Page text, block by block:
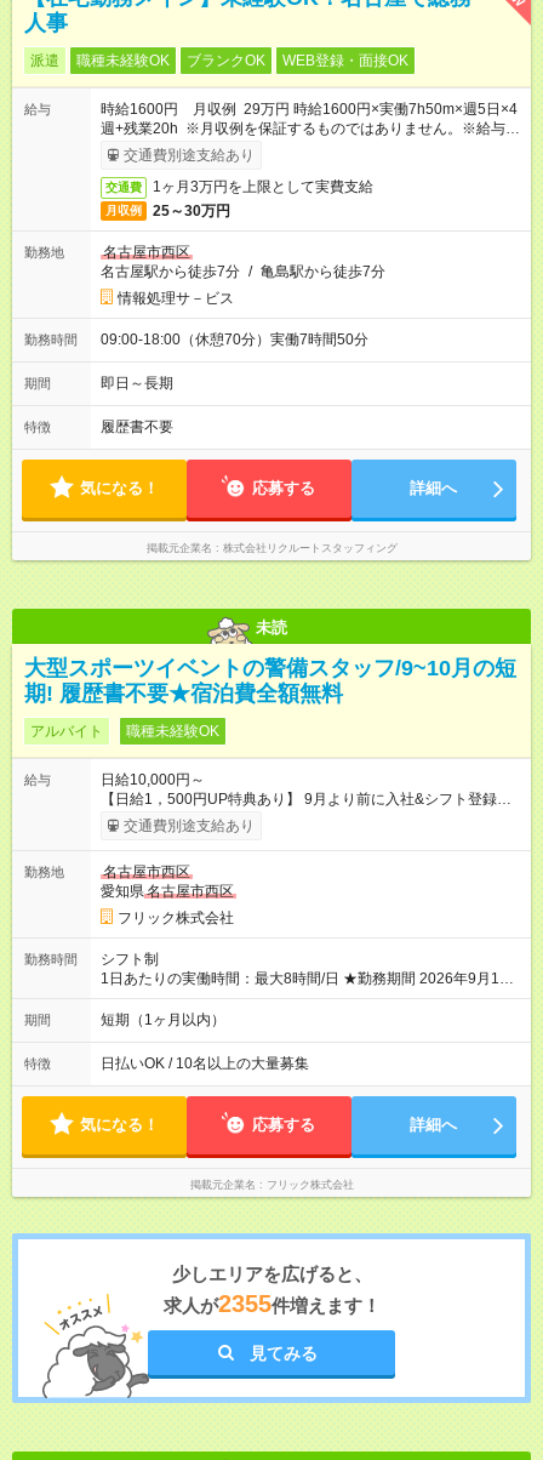
人事
派遣 職種未経験OK ブランクOK WEB登録・面接OK
給与
時給1600円 月収例 29万円 時給1600円×実働7h50m×週5日×4
週+残業20h ※月収例を保証するものではありません。※給与即
受取りサービス利用可（利用条件有）
交通費別途支給あり
交通費 1ヶ月3万円を上限として実費支給
月収例 25～30万円
勤務地
名古屋市西区
名古屋駅から徒歩7分 / 亀島駅から徒歩7分
情報処理サ－ビス
勤務時間 09:00-18:00（休憩70分）実働7時間50分
期間 即日～長期
特徴 履歴書不要
気になる！ 応募する 詳細へ
掲載元企業名 株式会社リクルートスタッフィング
未読
大型スポーツイベントの警備スタッフ/9~10月の短
期! 履歴書不要★宿泊費全額無料
アルバイト 職種未経験OK
給与
日給10,000円～
【日給1，500円UP特典あり】 9月より前に入社&シフト登録す
ると 期間中(9/16~10/23) の日給がUP! 日給1万1500円でしっか
り稼げます♪ 【試用期間】試用期間なし
交通費別途支給あり
勤務地
名古屋市西区
愛知県名古屋市西区
フリック株式会社
勤務時間
シフト制
1日あたりの実働時間：最大8時間/日 ★勤務期間 2026年9月16日
~2026年10月23日 短期勤務OK! 期間中フル勤務できる方優遇 ※
週3~5日勤務(勤務日数応相談) ※期間前から勤務スタートも可能
※夜勤シフトあり
期間 短期（1ヶ月以内）
特徴 日払いOK / 10名以上の大量募集
気になる！ 応募する 詳細へ
掲載元企業名 フリック株式会社
少しエリアを広げると、
求人が2355件増えます！
見てみる